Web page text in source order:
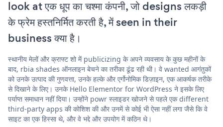
look at एक धूप का चश्मा कंपनी, जो designs लकड़ी
के फ्रेम हस्तनिर्मित करती है, में seen in their
business क्या है।
स्थानीय मेलों और क्राफ्ट शो में publicizing के अपने व्यवसाय के कुछ महीनों के
बाद, rbia shades ऑनलाइन बेचने का तरीका ढूंढ रही थी। वे wanted आगंतुकों
को उनके उत्पाद की गुणवत्ता, उनके हल्के और एर्गोनोमिक डिज़ाइन, एक आकर्षक तरीके
से दिखाने के लिए। उनके Hello Elementor for WordPress ने इसके लिए
पर्याप्त समाधान नहीं दिया। उन्होंने powr स्लाइडर खोजने से पहले एक different
third-party apps की कोशिश की और उनमें से कोई भी ऐसा नहीं लगा जैसे कि वे
साइट का एक हिस्सा थे, और वे भद्दे और उपयोग में कठिन थे।